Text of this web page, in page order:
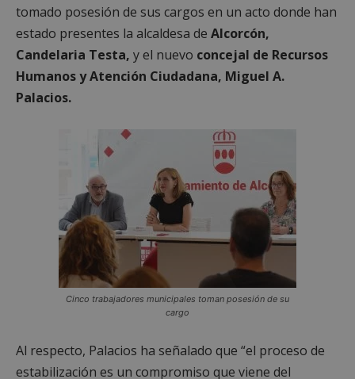
tomado posesión de sus cargos en un acto donde han
estado presentes la alcaldesa de Alcorcón,
Candelaria Testa, y el nuevo concejal de Recursos
Humanos y Atención Ciudadana, Miguel A.
Palacios.
Cinco trabajadores municipales toman posesión de su
cargo
Al respecto, Palacios ha señalado que “el proceso de
estabilización es un compromiso que viene del